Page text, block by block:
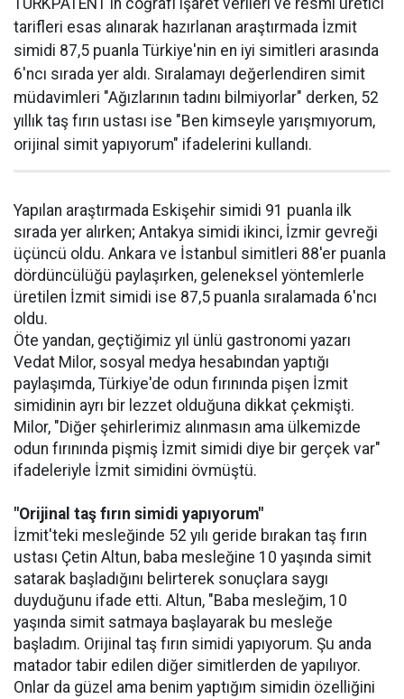
TÜRKPATENT'in coğrafi işaret verileri ve resmi üretici
tarifleri esas alınarak hazırlanan araştırmada İzmit
simidi 87,5 puanla Türkiye'nin en iyi simitleri arasında
6'ncı sırada yer aldı. Sıralamayı değerlendiren simit
müdavimleri "Ağızlarının tadını bilmiyorlar" derken, 52
yıllık taş fırın ustası ise "Ben kimseyle yarışmıyorum,
orijinal simit yapıyorum" ifadelerini kullandı.
Yapılan araştırmada Eskişehir simidi 91 puanla ilk
sırada yer alırken; Antakya simidi ikinci, İzmir gevreği
üçüncü oldu. Ankara ve İstanbul simitleri 88'er puanla
dördüncülüğü paylaşırken, geleneksel yöntemlerle
üretilen İzmit simidi ise 87,5 puanla sıralamada 6'ncı
oldu.
Öte yandan, geçtiğimiz yıl ünlü gastronomi yazarı
Vedat Milor, sosyal medya hesabından yaptığı
paylaşımda, Türkiye'de odun fırınında pişen İzmit
simidinin ayrı bir lezzet olduğuna dikkat çekmişti.
Milor, "Diğer şehirlerimiz alınmasın ama ülkemizde
odun fırınında pişmiş İzmit simidi diye bir gerçek var"
ifadeleriyle İzmit simidini övmüştü.
"Orijinal taş fırın simidi yapıyorum"
İzmit'teki mesleğinde 52 yılı geride bırakan taş fırın
ustası Çetin Altun, baba mesleğine 10 yaşında simit
satarak başladığını belirterek sonuçlara saygı
duyduğunu ifade etti. Altun, "Baba mesleğim, 10
yaşında simit satmaya başlayarak bu mesleğe
başladım. Orijinal taş fırın simidi yapıyorum. Şu anda
matador tabir edilen diğer simitlerden de yapılıyor.
Onlar da güzel ama benim yaptığım simidin özelliğini